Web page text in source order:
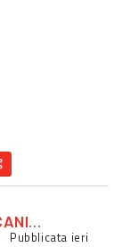
PERSONALE DI OFFICINA MECCANICA / MECCATRONICA
Pubblicata ieri